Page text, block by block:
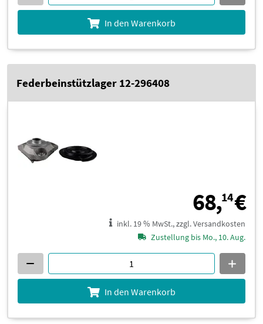
In den Warenkorb
Federbeinstützlager 12-296408
68,14€
inkl. 19 % MwSt., zzgl. Versandkosten
Zustellung bis Mo., 10. Aug.
In den Warenkorb